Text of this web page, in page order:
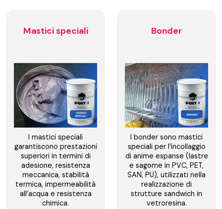
Mastici speciali
I mastici speciali
garantiscono prestazioni
superiori in termini di
adesione, resistenza
meccanica, stabilità
termica, impermeabilità
all’acqua e resistenza
chimica.
Bonder
I bonder sono mastici
speciali per l’incollaggio
di anime espanse (lastre
e sagome in PVC, PET,
SAN, PU), utilizzati nella
realizzazione di
strutture sandwich in
vetroresina.